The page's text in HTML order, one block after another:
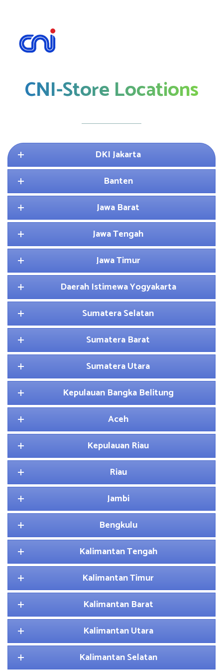
CNI-Store Locations
DKI Jakarta
Banten
Jawa Barat
Jawa Tengah
Jawa Timur
Daerah Istimewa Yogyakarta
Sumatera Selatan
Sumatera Barat
Sumatera Utara
Kepulauan Bangka Belitung
Aceh
Kepulauan Riau
Riau
Jambi
Bengkulu
Kalimantan Tengah
Kalimantan Timur
Kalimantan Barat
Kalimantan Utara
Kalimantan Selatan